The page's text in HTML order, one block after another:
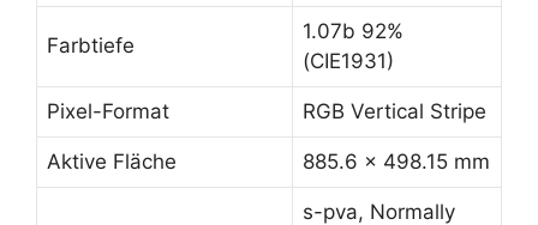
Farbtiefe
1.07b 92%
(CIE1931)
Pixel-Format RGB Vertical Stripe
Aktive Fläche 885.6 x 498.15 mm
s-pva, Normally